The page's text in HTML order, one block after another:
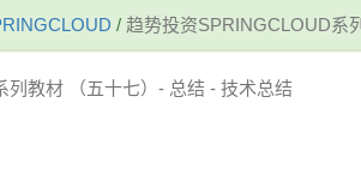
/ 趋势投资SPRINGCLOUD系
列教材 （五十七）- 总结 - 技术总结